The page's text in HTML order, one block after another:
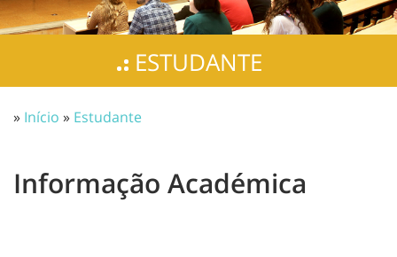
ESTUDANTE
» Início » Estudante
Informação Académica